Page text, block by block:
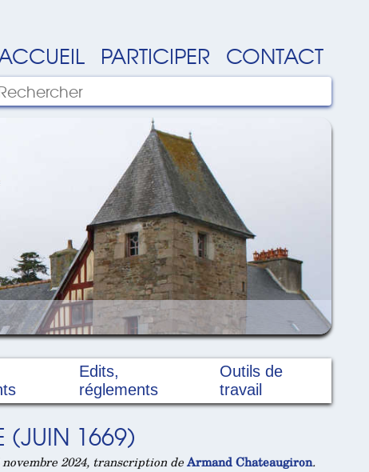
PARTICIPER CONTACT
Edits,
réglements
Outils de
travail
(JUIN 1669)
2024, transcription deArmand Chateaugiron.